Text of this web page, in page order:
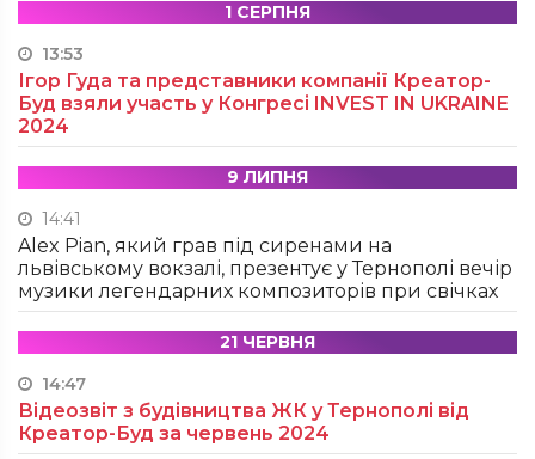
1 СЕРПНЯ
13:53
Ігор Гуда та представники компанії Креатор-
Буд взяли участь у Конгресі INVEST IN UKRAINE
2024
9 ЛИПНЯ
14:41
Alex Pian, який грав під сиренами на
львівському вокзалі, презентує у Тернополі вечір
музики легендарних композиторів при свічках
21 ЧЕРВНЯ
14:47
Відеозвіт з будівництва ЖК у Тернополі від
Креатор-Буд за червень 2024